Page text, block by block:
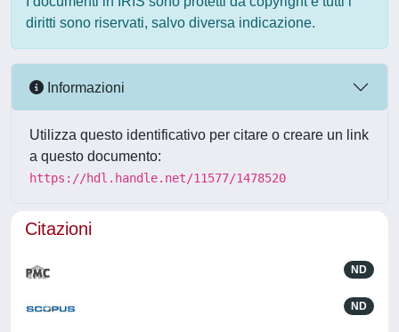
diritti sono riservati, salvo diversa indicazione.
Informazioni
Utilizza questo identificativo per citare o creare un link
a questo documento:
https://hdl.handle.net/11577/1478520
Citazioni
ND
ND